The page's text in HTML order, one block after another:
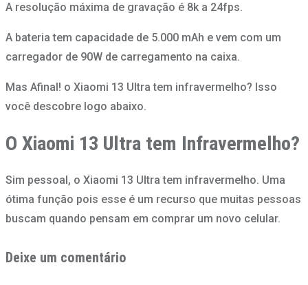
A resolução máxima de gravação é 8k a 24fps.
A bateria tem capacidade de 5.000 mAh e vem com um
carregador de 90W de carregamento na caixa.
Mas Afinal! o Xiaomi 13 Ultra tem infravermelho? Isso
você descobre logo abaixo.
O Xiaomi 13 Ultra tem Infravermelho?
Sim pessoal, o Xiaomi 13 Ultra tem infravermelho. Uma
ótima função pois esse é um recurso que muitas pessoas
buscam quando pensam em comprar um novo celular.
Deixe um comentário